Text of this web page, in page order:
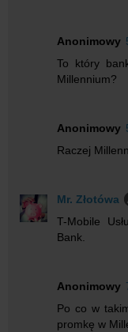
Anonimowy
To który
Millennium?
Anonimowy
Raczej
Mr. Złotówa
T-Mobile
Bank.
Anonimowy
Po co w
promkę w